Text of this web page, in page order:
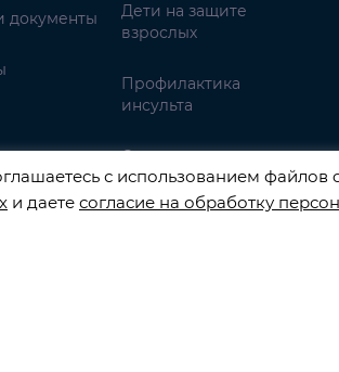
документы
Дети на защите
взрослых
Профилактика
инсульта
Симптомы инсульта
с использованием файлов
и даете согласие на обработку